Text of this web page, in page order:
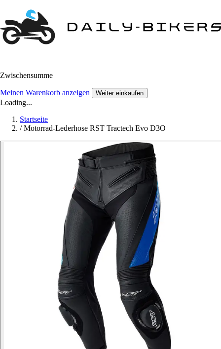
Zwischensumme
Meinen Warenkorb anzeigen Weiter einkaufen
Loading...
Startseite
/ Motorrad-Lederhose RST Tractech Evo D3O